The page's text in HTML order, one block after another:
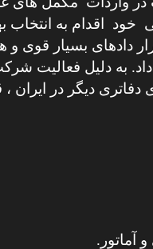
اقدام به
بسیار قوی و
به دلیل فعالیت
دفاتری دیگر در
آماتور.